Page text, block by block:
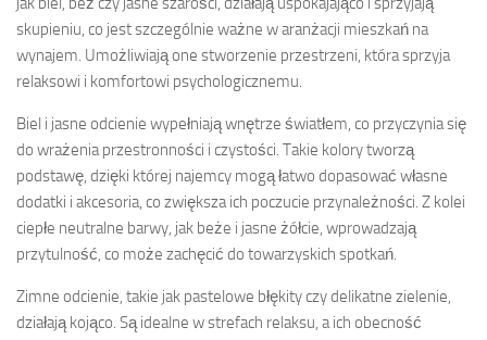
skupieniu, co jest szczególnie ważne w aranżacji mieszkań na
wynajem. Umożliwiają one stworzenie przestrzeni, która sprzyja
relaksowi i komfortowi psychologicznemu.
Biel i jasne odcienie wypełniają wnętrze światłem, co przyczynia się
do wrażenia przestronności i czystości. Takie kolory tworzą
podstawę, dzięki której najemcy mogą łatwo dopasować własne
dodatki i akcesoria, co zwiększa ich poczucie przynależności. Z kolei
ciepłe neutralne barwy, jak beże i jasne żółcie, wprowadzają
przytulność, co może zachęcić do towarzyskich spotkań.
Zimne odcienie, takie jak pastelowe błękity czy delikatne zielenie,
działają kojąco. Są idealne w strefach relaksu, a ich obecność